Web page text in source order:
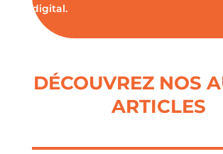
digital.
DÉCOUVREZ NOS
ARTICLES